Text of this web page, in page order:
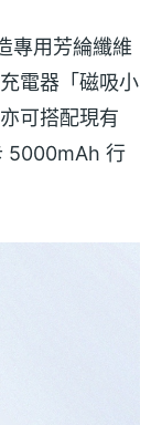
專用芳綸纖維
電器「磁吸小
可搭配現有
5000mAh 行